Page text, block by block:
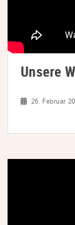
Unsere
26. Februar